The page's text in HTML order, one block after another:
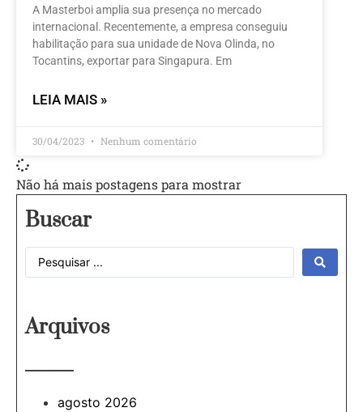
A Masterboi amplia sua presença no mercado
internacional. Recentemente, a empresa conseguiu
habilitação para sua unidade de Nova Olinda, no
Tocantins, exportar para Singapura. Em
LEIA MAIS »
30/04/2023 Nenhum comentário
Não há mais postagens para mostrar
Buscar
Arquivos
———
agosto 2026